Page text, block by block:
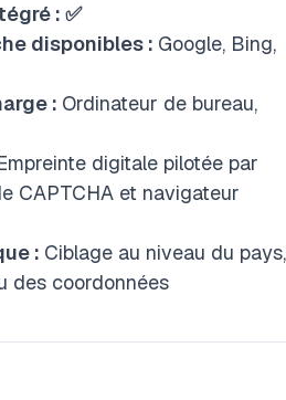
: ✅
disponibles : Google, Bing,
: Ordinateur de bureau,
digitale pilotée par
CAPTCHA et navigateur
: Ciblage au niveau du pays,
des coordonnées